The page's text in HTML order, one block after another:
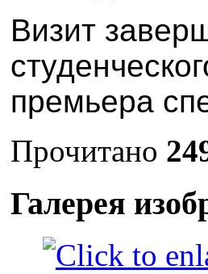
Визит
премьера
Прочитано
Галерея